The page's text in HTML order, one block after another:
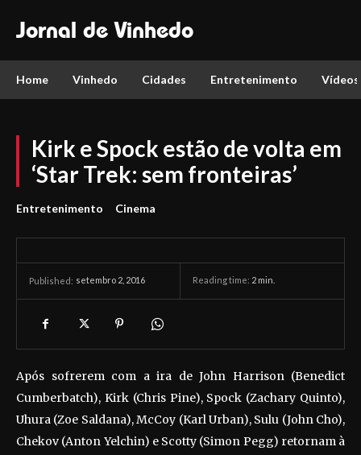
Jornal de Vinhedo
Home Vinhedo Cidades Entretenimento Vídeos
Kirk e Spock estão de volta em
‘Star Trek: sem fronteiras’
Entretenimento Cinema
Published: setembro 2, 2016 Reading time: 2 min.
Após sofrerem com a ira de John Harrison (Benedict
Cumberbatch), Kirk (Chris Pine), Spock (Zachary Quinto),
Uhura (Zoe Saldana), McCoy (Karl Urban), Sulu (John Cho),
Chekov (Anton Yelchin) e Scotty (Simon Pegg) retornam à